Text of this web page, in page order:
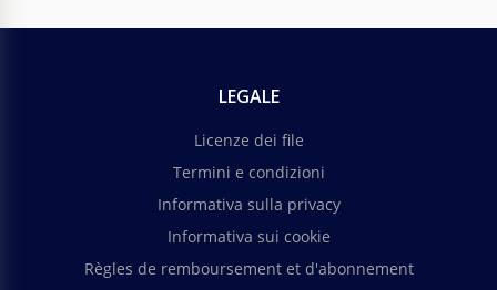
LEGALE
Licenze dei file
Termini e condizioni
Informativa sulla privacy
Informativa sui cookie
Règles de remboursement et d'abonnement